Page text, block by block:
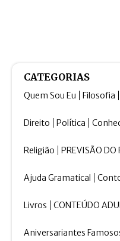
CATEGORIAS
Quem Sou Eu Filosofia
Direito Política
Religião PREVISÃO DO
Ajuda Gramatical
Livros CONTEÚDO
Aniversariantes